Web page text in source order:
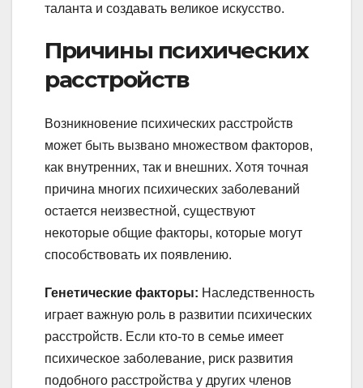
таланта и создавать великое искусство.
Причины психических
расстройств
Возникновение психических расстройств
может быть вызвано множеством факторов,
как внутренних, так и внешних. Хотя точная
причина многих психических заболеваний
остается неизвестной, существуют
некоторые общие факторы, которые могут
способствовать их появлению.
Генетические факторы: Наследственность
играет важную роль в развитии психических
расстройств. Если кто-то в семье имеет
психическое заболевание, риск развития
подобного расстройства у других членов